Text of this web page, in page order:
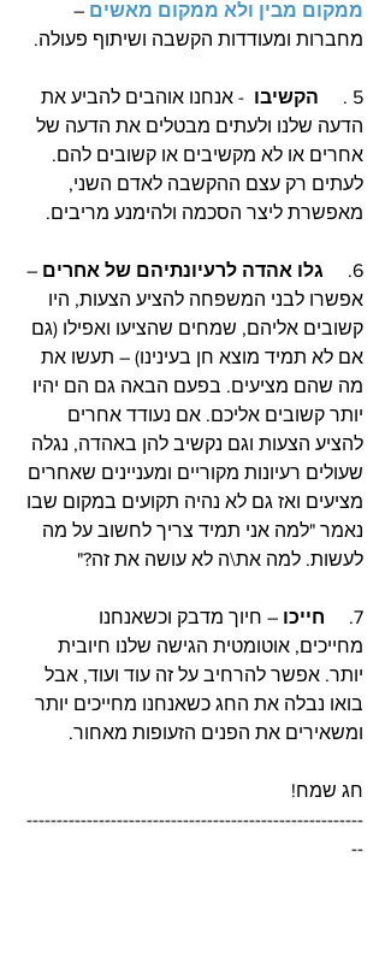
ממקום מבין ולא ממקום מאשים –
מחברות ומעודדות הקשבה ושיתוף פעולה.
5 . הקשיבו - אנחנו אוהבים להביע את
הדעה שלנו ולעתים מבטלים את הדעה של
אחרים או לא מקשיבים או קשובים להם.
לעתים רק עצם ההקשבה לאדם השני,
מאפשרת ליצר הסכמה ולהימנע מריבים.
6. גלו אהדה לרעיונתיהם של אחרים –
אפשרו לבני המשפחה להציע הצעות, היו
קשובים אליהם, שמחים שהציעו ואפילו (גם
אם לא תמיד מוצא חן בעינינו) – תעשו את
מה שהם מציעים. בפעם הבאה גם הם יהיו
יותר קשובים אליכם. אם נעודד אחרים
להציע הצעות וגם נקשיב להן באהדה, נגלה
שעולים רעיונות מקוריים ומעניינים שאחרים
מציעים ואז גם לא נהיה תקועים במקום שבו
נאמר "למה אני תמיד צריך לחשוב על מה
לעשות. למה את\ה לא עושה את זה?"
7. חייכו – חיוך מדבק וכשאנחנו
מחייכים, אוטומטית הגישה שלנו חיובית
יותר. אפשר להרחיב על זה עוד ועוד, אבל
בואו נבלה את החג כשאנחנו מחייכים יותר
ומשאירים את הפנים הזעופות מאחור.
חג שמח!
--------------------------------------------------------
--